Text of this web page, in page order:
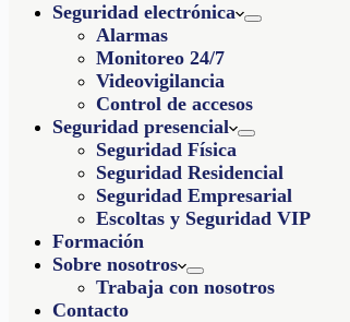
Seguridad electrónica
Alarmas
Monitoreo 24/7
Videovigilancia
Control de accesos
Seguridad presencial
Seguridad Física
Seguridad Residencial
Seguridad Empresarial
Escoltas y Seguridad VIP
Formación
Sobre nosotros
Trabaja con nosotros
Contacto